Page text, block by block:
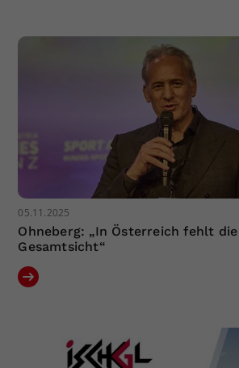
05.11.2025
Ohneberg: „In Österreich fehlt
Gesamtsicht“